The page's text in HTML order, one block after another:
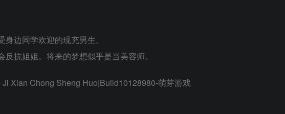
边同学欢迎的现充男生。
抗姐姐。将来的梦想似乎是当美容师。